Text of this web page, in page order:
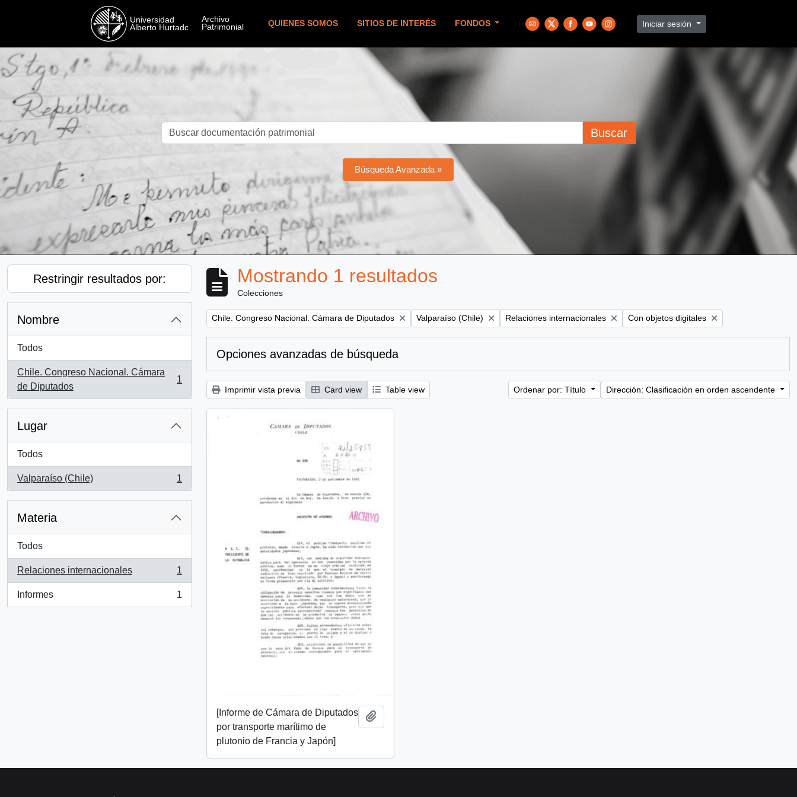
QUIENES SOMOS SITIOS DE INTERÉS FONDOS Iniciar sesión
Buscar
Búsqueda Avanzada »
Restringir resultados por:
Nombre
Todos
Chile. Congreso Nacional. Cámara
de Diputados
, 1 resultados
1
Lugar
Todos
Valparaíso (Chile)
, 1 resultados
1
Materia
Todos
Relaciones internacionales
, 1 resultados
1
Informes
, 1 resultados
1
Mostrando 1 resultados
Colecciones
Remove filter:
Chile. Congreso Nacional. Cámara de Diputados Remove filter:
Valparaíso (Chile) Remove filter:
Relaciones internacionales Remove filter:
Con objetos digitales
Opciones avanzadas de búsqueda
Imprimir vista previa Card view Table view Ordenar por: Título Dirección: Clasificación en orden ascendente
[Informe de Cámara de Diputados
por transporte marítimo de
plutonio de Francia y Japón]